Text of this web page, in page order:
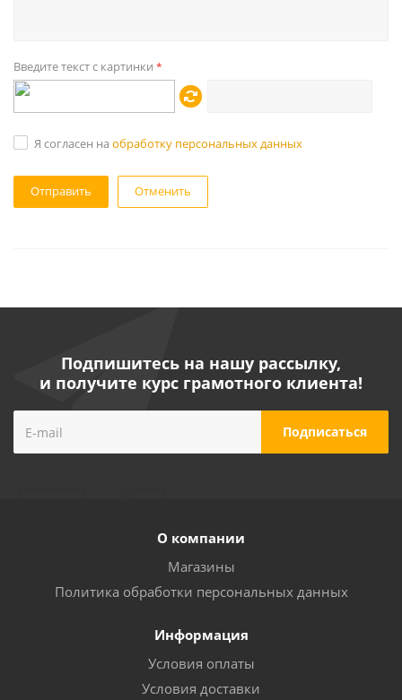
Введите текст с картинки *
Я согласен на обработку персональных данных
Отменить
Подпишитесь на нашу рассылку,
и получите курс грамотного клиента!
О компании
Магазины
Политика обработки персональных данных
Информация
Условия оплаты
Условия доставки